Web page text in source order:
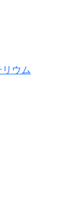
ウム